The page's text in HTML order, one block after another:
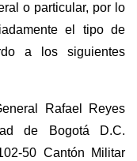
o particular, por lo
el tipo de
a los siguientes
Rafael Reyes
de Bogotá D.C.
50 Cantón Militar